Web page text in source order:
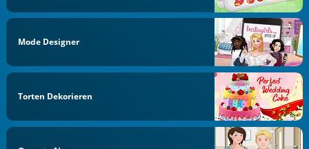
Mode Designer
Torten Dekorieren